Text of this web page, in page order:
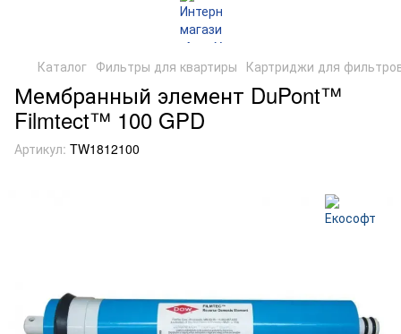
Каталог Фильтры для квартиры Картриджи для
Мембранный элемент DuPont™
Filmtect™ 100 GPD
Артикул: TW1812100